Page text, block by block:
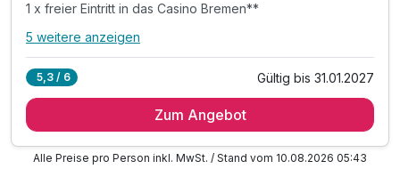
1 x freier Eintritt in das Casino Bremen**
Alle Inklusivleistungen
4 x reichhaltiges Frühstück vom Buffet
1 x freier Eintritt in das Casino Bremen**
5 weitere anzeigen
5,3 / 6 Gültig bis 31.01.2027
Zum Angebot
Alle Preise pro Person inkl. MwSt. / Stand vom 10.08.2026 05:43